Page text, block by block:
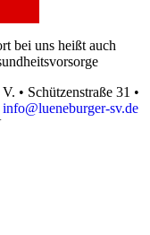
bei uns heißt auch
• Schützenstraße 31 •
info@lueneburger-sv.de